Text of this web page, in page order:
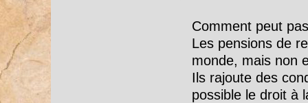
Comment peut
Les pensions de
monde, mais non
Ils rajoute des
possible le droit à